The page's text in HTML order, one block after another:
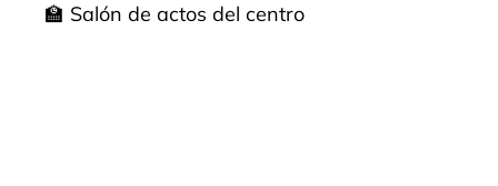
🏫 Salón de actos del centro